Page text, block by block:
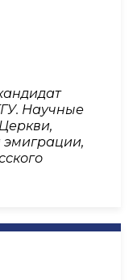
Научные
эмиграции,